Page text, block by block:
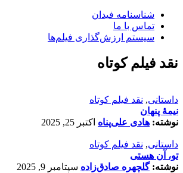
شناسنامه فیدان
تماس با ما
سیستم ارزش‌گذاری فیلم‌ها
نقد فیلم کوتاه
داستانی, نقد فیلم کوتاه
نیمۀ پنهان
نوشته: هادی علی‌پناه اکتبر 25, 2025
داستانی, نقد فیلم کوتاه
تو، آن هستی
نوشته:گلچهره صادق‌زاده سپتامبر 9, 2025